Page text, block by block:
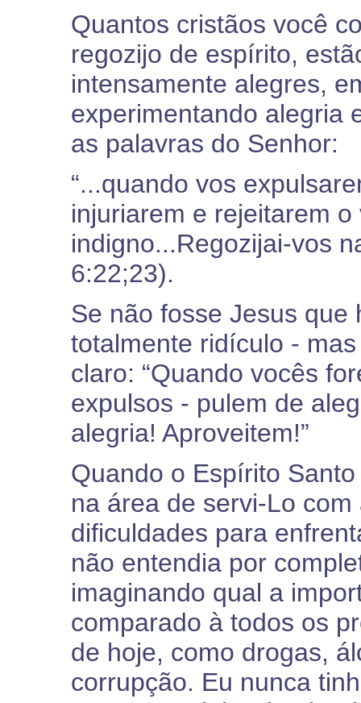
Quantos cristãos você
regozijo de espírito,
intensamente alegres,
experimentando alegria
as palavras do Senhor:
“...quando vos
injuriarem e rejeitarem
indigno...Regozijai-vos
6:22;23).
Se não fosse Jesus que
totalmente ridículo -
claro: “Quando vocês
expulsos - pulem de
alegria! Aproveitem!”
Quando o Espírito
na área de servi-Lo
dificuldades para
não entendia por
imaginando qual a
comparado à todos os
de hoje, como drogas,
corrupção. Eu nunca